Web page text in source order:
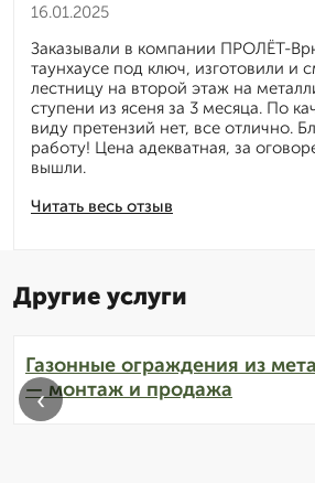
16.01.2025
Читать весь отзыв
Заказывали в компании ПРОЛЁТ-
таунхаусе под ключ, изготовили и
лестницу на второй этаж на
ступени из ясеня за 3 месяца. По
виду претензий нет, все отлично.
работу! Цена адекватная, за
вышли.
Другие услуги
Газонные ограждения из
— монтаж и продажа
‹